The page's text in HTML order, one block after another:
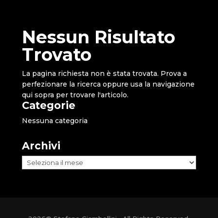
Nessun Risultato
Trovato
La pagina richiesta non è stata trovata. Prova a
perfezionare la ricerca oppure usa la navigazione
qui sopra per trovare l'articolo.
Categorie
Nessuna categoria
Archivi
Archivi